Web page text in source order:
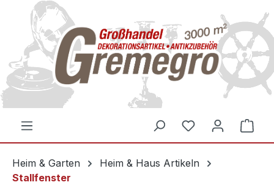
springen
Heim & Garten
Heim & Haus Artikeln
Stallfenster